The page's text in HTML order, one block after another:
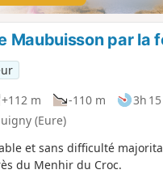
Maubuisson par la
+112 m -110 m 3h 15
(Eure)
et sans difficulté
du Menhir du Croc.